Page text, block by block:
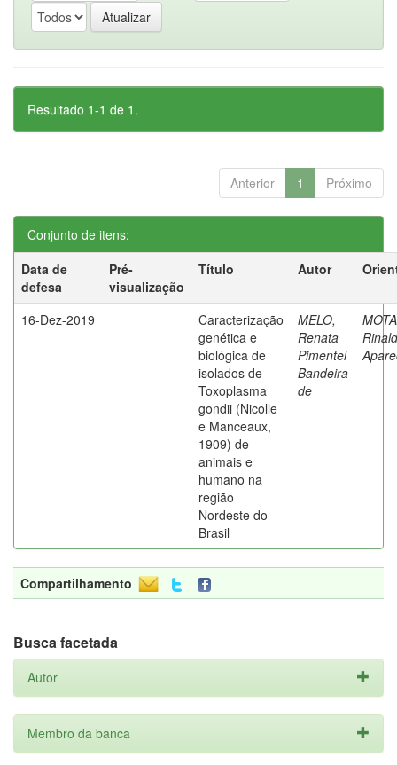
Resultado 1-1 de 1.
Anterior 1 Próximo
Conjunto de itens:
Data de
defesa
Pré-
visualização
Título Autor
16-Dez-2019
Caracterização
genética e
biológica de
isolados de
Toxoplasma
gondii (Nicolle
e Manceaux,
1909) de
animais e
humano na
região
Nordeste do
Brasil
MELO,
Renata
Pimentel
Bandeira
de
Compartilhamento
Busca facetada
Autor
Membro da banca